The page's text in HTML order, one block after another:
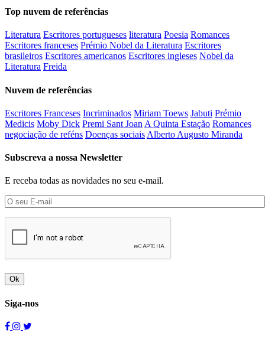
Top nuvem de referências
Literatura Escritores portugueses literatura Poesia Romances
Escritores franceses Prémio Nobel da Literatura Escritores
brasileiros Escritores americanos Escritores ingleses Nobel da
Literatura Freida
Nuvem de referências
Escritores Franceses Incriminados Miriam Toews Jabuti Prémio
Medicis Moby Dick Premi Sant Joan A Quinta Estação Romances
negociação de reféns Doenças sociais Alberto Augusto Miranda
Subscreva a nossa Newsletter
E receba todas as novidades no seu e-mail.
Ok
Siga-nos